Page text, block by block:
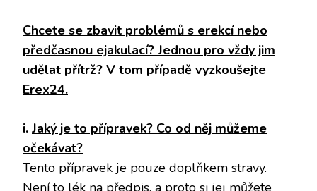
Chcete se zbavit problémů s erekcí nebo
předčasnou ejakulací? Jednou pro vždy jim
udělat přítrž? V tom případě vyzkoušejte
Erex24.
i. Jaký je to přípravek? Co od něj můžeme
očekávat?
Tento přípravek je pouze doplňkem stravy.
Není to lék na předpis, a proto si jej můžete